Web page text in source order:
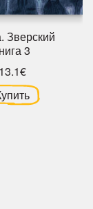
Зверский
3
13.1€